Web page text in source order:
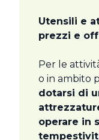
Utensili e
prezzi e
Per le
o in ambito
dotarsi di
operare in